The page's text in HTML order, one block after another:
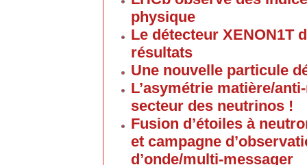
physique
Le détecteur XENON1T
résultats
Une nouvelle particule
L’asymétrie matière/
secteur des neutrinos !
Fusion d’étoiles à
et campagne
d’onde/multi-messager